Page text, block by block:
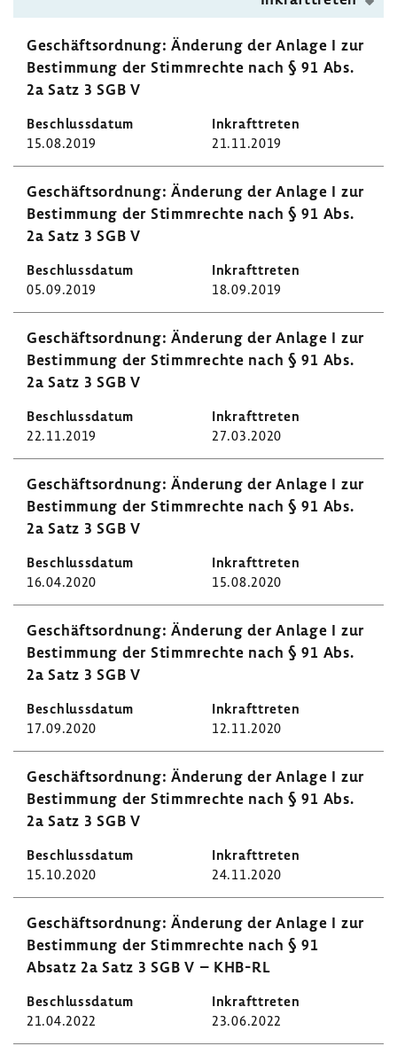
Geschäfts­ord­nung: Ände­rung der Anlage I zur
Bestim­mung der Stimm­rechte nach § 91 Abs.
2a Satz 3 SGB V
15.08.2019 21.11.2019
Geschäfts­ord­nung: Ände­rung der Anlage I zur
Bestim­mung der Stimm­rechte nach § 91 Abs.
2a Satz 3 SGB V
05.09.2019 18.09.2019
Geschäfts­ord­nung: Ände­rung der Anlage I zur
Bestim­mung der Stimm­rechte nach § 91 Abs.
2a Satz 3 SGB V
22.11.2019 27.03.2020
Geschäfts­ord­nung: Ände­rung der Anlage I zur
Bestim­mung der Stimm­rechte nach § 91 Abs.
2a Satz 3 SGB V
16.04.2020 15.08.2020
Geschäfts­ord­nung: Ände­rung der Anlage I zur
Bestim­mung der Stimm­rechte nach § 91 Abs.
2a Satz 3 SGB V
17.09.2020 12.11.2020
Geschäfts­ord­nung: Ände­rung der Anlage I zur
Bestim­mung der Stimm­rechte nach § 91 Abs.
2a Satz 3 SGB V
15.10.2020 24.11.2020
Geschäfts­ord­nung: Ände­rung der Anlage I zur
Bestim­mung der Stimm­rechte nach § 91
Absatz 2a Satz 3 SGB V – KHB-RL
21.04.2022 23.06.2022